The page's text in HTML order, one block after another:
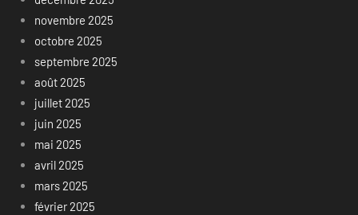
novembre 2025
octobre 2025
septembre 2025
août 2025
juillet 2025
juin 2025
mai 2025
avril 2025
mars 2025
février 2025